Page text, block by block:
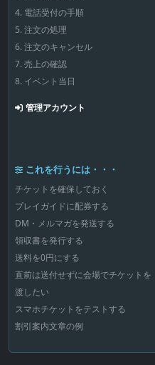
4. 電話受付の手順
5. 注文の処理
6. 注文のキャンセル
7. 売上の確認
8. イベント当日
管理アカウント
これを行うには・・・
チケットを確保しておく
プレイガイドに配券する
DM・メルマガを発送する
領収書を発行する
送料を0円にする
直前は送付せずに会場でチケットを
渡したい
スマホチケットをテストする
割引案内文章の例